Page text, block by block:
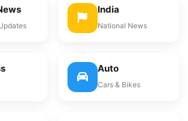
India
National News
Auto
Cars & Bikes